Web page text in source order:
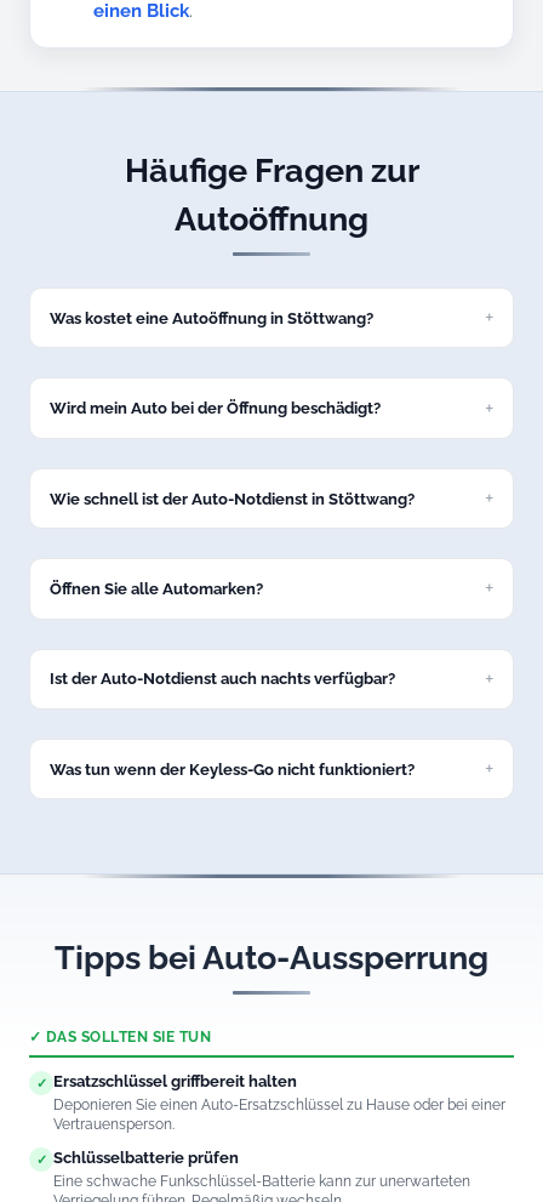
einen Blick.
Häufige Fragen zur
Autoöffnung
Was kostet eine Autoöffnung in Stöttwang?
Festpreis. Den genauen Preis nennen wir Ihnen am Telefon,
bevor wir nach Stöttwang losfahren.
Wird mein Auto bei der Öffnung beschädigt?
professionellem Spezialwerkzeug. Keine Kratzer, keine
Dellen.
Wie schnell ist der Auto-Notdienst in Stöttwang?
Stöttwang bei Ihrem Fahrzeug.
Öffnen Sie alle Automarken?
Marken: VW, BMW, Mercedes, Audi, Opel, Ford, Toyota und
viele weitere.
Ist der Auto-Notdienst auch nachts verfügbar?
auch nachts und an Feiertagen.
Was tun wenn der Keyless-Go nicht funktioniert?
Tipps bei Auto-Aussperrung
✓ DAS SOLLTEN SIE TUN
✓ Ersatzschlüssel griffbereit halten
Deponieren Sie einen Auto-Ersatzschlüssel zu Hause oder bei einer
Vertrauensperson.
✓ Schlüsselbatterie prüfen
Eine schwache Funkschlüssel-Batterie kann zur unerwarteten